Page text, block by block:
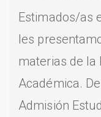
Estimados/as
les
materias de la
Académica.
Admisión